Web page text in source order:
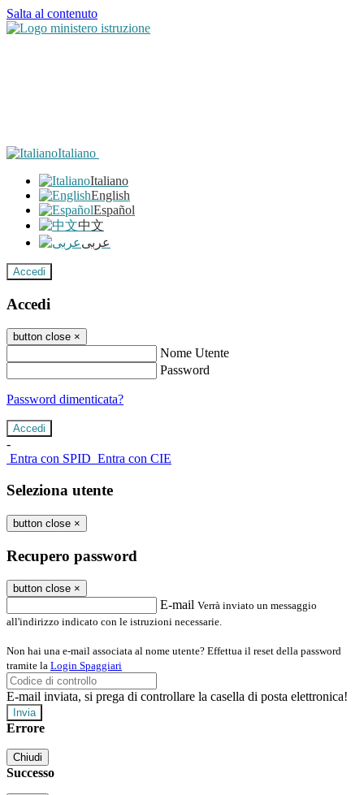
Salta al contenuto
Italiano
Italiano
English
Español
中文
عربى
Accedi
Accedi
button close ×
Nome Utente
Password
Password dimenticata?
-
Entra con SPID Entra con CIE
Seleziona utente
button close ×
Recupero password
button close ×
E-mail Verrà inviato un messaggio
all'indirizzo indicato con le istruzioni necessarie.
Non hai una e-mail associata al nome utente? Effettua il reset della password
tramite la Login Spaggiari
E-mail inviata, si prega di controllare la casella di posta elettronica!
Errore
Chiudi
Successo